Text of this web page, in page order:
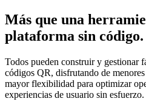
Más que una
plataforma sin código.
Todos pueden construir y gestionar
códigos QR, disfrutando de
mayor flexibilidad para optimizar
experiencias de usuario sin esfuerzo.